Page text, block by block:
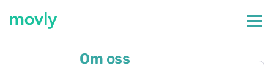
Om oss
Upphämtningsplats